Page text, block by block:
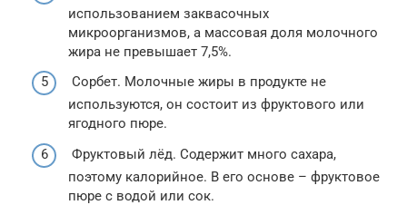
использованием заквасочных
микроорганизмов, а массовая доля молочного
жира не превышает 7,5%.
Сорбет. Молочные жиры в продукте не
используются, он состоит из фруктового или
ягодного пюре.
Фруктовый лёд. Содержит много сахара,
поэтому калорийное. В его основе – фруктовое
пюре с водой или сок.